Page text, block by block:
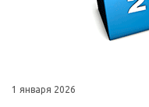
1 января 2026